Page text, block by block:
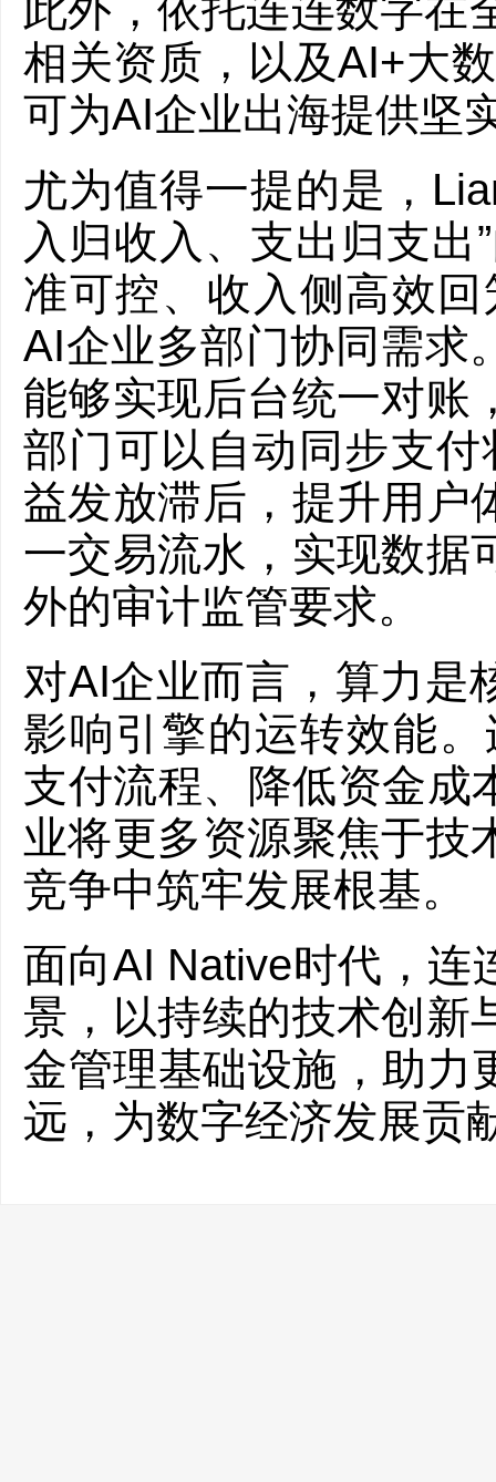
此外，依托连连数字在
相关资质，以及AI+大
可为AI企业出海提供坚
尤为值得一提的是，
入归收入、支出归支出
准可控、收入侧高效
AI企业多部门协同需求
能够实现后台统一对账
部门可以自动同步支
益发放滞后，提升用户
一交易流水，实现数据
外的审计监管要求。
对AI企业而言，算力是
影响引擎的运转效能
支付流程、降低资金成
业将更多资源聚焦于技
竞争中筑牢发展根基。
面向AI Native时代，连
景，以持续的技术创新
金管理基础设施，助力
远，为数字经济发展贡